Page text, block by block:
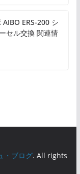
ERS-200 シ
セル交換 関連情
・ブログ. All rights